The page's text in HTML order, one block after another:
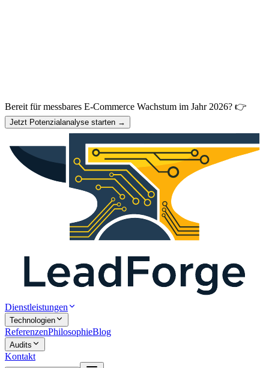
Bereit für messbares E-Commerce Wachstum im Jahr 2026? 👉
Jetzt Potenzialanalyse starten →
Dienstleistungen
Technologien
ReferenzenPhilosophieBlog
Audits
Kontakt